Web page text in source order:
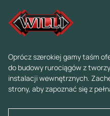
Oprócz szerokiej gamy taśm
do budowy rurociągów z
instalacji wewnętrznych.
strony, aby zapoznać się z